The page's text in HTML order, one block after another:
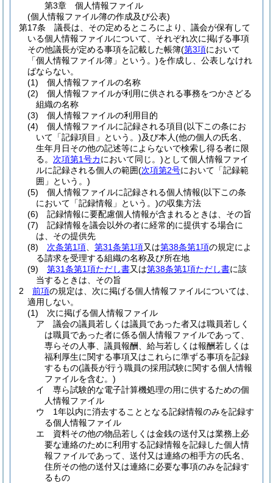
第3章
個人情報ファイル
(個人情報ファイル簿の作成及び公表)
第17条
議長は、その定めるところにより、議会が保有して
いる個人情報ファイルについて、それぞれ次に掲げる事項
その他議長が定める事項を記載した帳簿(第3項において
「個人情報ファイル簿」という。)を作成し、公表しなけれ
ばならない。
(1)
個人情報ファイルの名称
(2)
個人情報ファイルが利用に供される事務をつかさどる
組織の名称
(3)
個人情報ファイルの利用目的
(4)
個人情報ファイルに記録される項目(以下この条にお
いて「記録項目」という。)及び本人(他の個人の氏名、
生年月日その他の記述等によらないで検索し得る者に限
る。 次項第1号カにおいて同じ。)として個人情報ファイ
ルに記録される個人の範囲(次項第2号において「記録範
囲」という。)
(5)
個人情報ファイルに記録される個人情報(以下この条
において「記録情報」という。)の収集方法
(6)
記録情報に要配慮個人情報が含まれるときは、その旨
(7)
記録情報を議会以外の者に経常的に提供する場合に
は、その提供先
(8)
次条第1項 第31条第1項又は第38条第1項の規定によ
る請求を受理する組織の名称及び所在地
(9)
第31条第1項ただし書又は第38条第1項ただし書に該
当するときは、その旨
2
前項の規定は、次に掲げる個人情報ファイルについては、
適用しない。
(1)
次に掲げる個人情報ファイル
ア
議会の議員若しくは議員であった者又は職員若しく
は職員であった者に係る個人情報ファイルであって、
専らその人事、議員報酬、給与若しくは報酬若しくは
福利厚生に関する事項又はこれらに準ずる事項を記録
するもの(議長が行う職員の採用試験に関する個人情報
ファイルを含む。)
イ
専ら試験的な電子計算機処理の用に供するための個
人情報ファイル
ウ
1年以内に消去することとなる記録情報のみを記録す
る個人情報ファイル
エ
資料その他の物品若しくは金銭の送付又は業務上必
要な連絡のために利用する記録情報を記録した個人情
報ファイルであって、送付又は連絡の相手方の氏名、
住所その他の送付又は連絡に必要な事項のみを記録す
るもの